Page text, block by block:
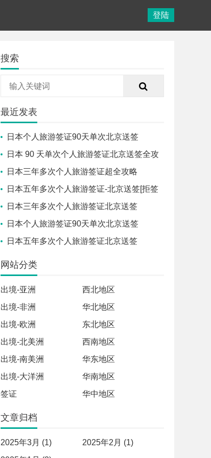
登陆
搜索
最近发表
日本个人旅游签证90天单次北京送签
日本 90 天单次个人旅游签证北京送签全攻
略来啦
日本三年多次个人旅游签证超全攻略
日本五年多次个人旅游签证-北京送签[拒签
全退]
日本三年多次个人旅游签证北京送签
日本个人旅游签证90天单次北京送签
日本五年多次个人旅游签证北京送签
网站分类
出境-亚洲
西北地区
出境-非洲
华北地区
出境-欧洲
东北地区
出境-北美洲
西南地区
出境-南美洲
华东地区
出境-大洋洲
华南地区
签证
华中地区
文章归档
2025年3月 (1)
2025年2月 (1)